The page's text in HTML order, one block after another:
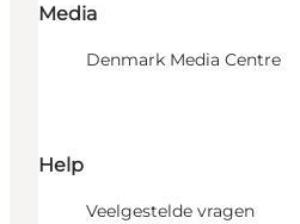
Media
Denmark Media Centre
Help
Veelgestelde vragen